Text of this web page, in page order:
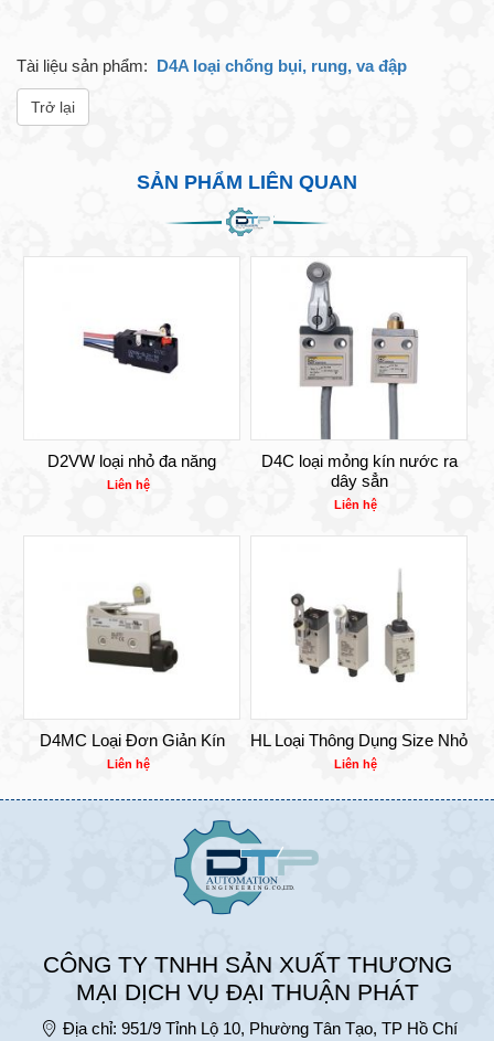
Tài liệu sản phẩm: D4A loại chống bụi, rung, va đập
Trở lại
SẢN PHẨM LIÊN QUAN
D2VW loại nhỏ đa năng
Liên hệ
D4C loại mỏng kín nước ra
dây sẳn
Liên hệ
D4MC Loại Đơn Giản Kín
Liên hệ
HL Loại Thông Dụng Size Nhỏ
Liên hệ
CÔNG TY TNHH SẢN XUẤT THƯƠNG
MẠI DỊCH VỤ ĐẠI THUẬN PHÁT
Địa chỉ: 951/9 Tỉnh Lộ 10, Phường Tân Tạo, TP Hồ Chí